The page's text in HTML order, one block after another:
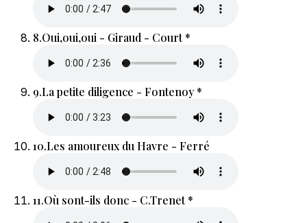
8.Oui,oui,oui - Giraud - Court *
9.La petite diligence - Fontenoy *
10.Les amoureux du Havre - Ferré
11.Où sont-ils donc - C.Trenet *